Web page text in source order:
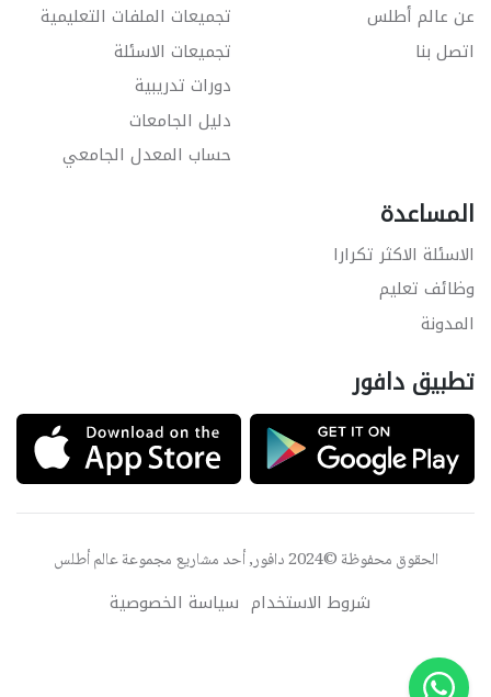
عن عالم أطلس
اتصل بنا
تجميعات الملفات التعليمية
تجميعات الاسئلة
دورات تدريبية
دليل الجامعات
حساب المعدل الجامعي
المساعدة
الاسئلة الاكثر تكرارا
وظائف تعليم
المدونة
تطبيق دافور
الحقوق محفوظة ©2024 دافور, أحد مشاريع مجموعة عالم أطلس
شروط الاستخدام سياسة الخصوصية